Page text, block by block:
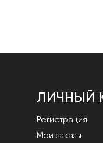
ЛИЧНЫЙ
Регистрация
Мои заказы